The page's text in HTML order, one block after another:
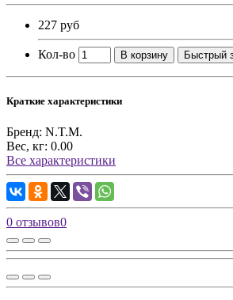
227 руб
Кол-во В корзину Быстрый
Краткие характеристики
Бренд: N.T.M.
Вес, кг: 0.00
Все характеристики
0 отзывов0